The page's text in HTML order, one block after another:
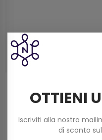
Animato Colore Viola
Art 610291
OTTIENI
Iscriviti alla nostra
di sconto